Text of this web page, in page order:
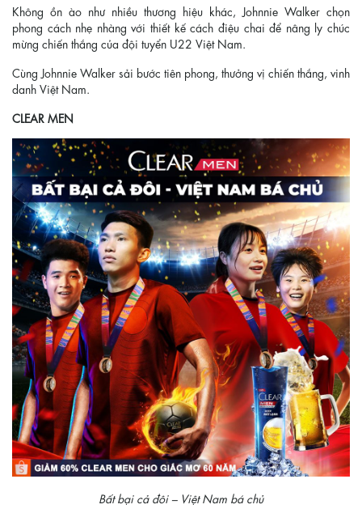
Không ồn ào như nhiều thương hiệu khác, Johnnie Walker chọn
phong cách nhẹ nhàng với thiết kế cách điệu chai để nâng ly chúc
mừng chiến thắng của đội tuyển U22 Việt Nam.
Cùng Johnnie Walker sải bước tiên phong, thưởng vị chiến thắng, vinh
danh Việt Nam.
CLEAR MEN
Bất bại cả đôi – Việt Nam bá chủ